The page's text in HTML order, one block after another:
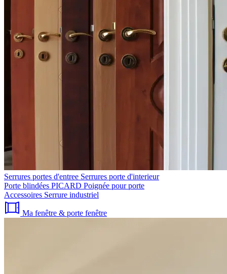
Serrures portes d'entree Serrures porte d'interieur
Porte blindées PICARD Poignée pour porte
Accessoires Serrure industriel
Ma fenêtre & porte fenêtre